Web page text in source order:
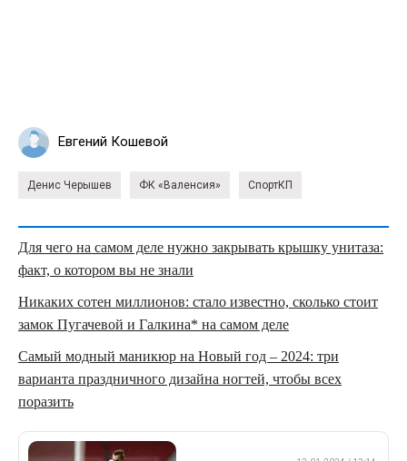
Евгений Кошевой
Денис Черышев ФК «Валенсия» СпортКП
Для чего на самом деле нужно закрывать крышку унитаза:
факт, о котором вы не знали
Никаких сотен миллионов: стало известно, сколько стоит
замок Пугачевой и Галкина* на самом деле
Самый модный маникюр на Новый год – 2024: три
варианта праздничного дизайна ногтей, чтобы всех
поразить